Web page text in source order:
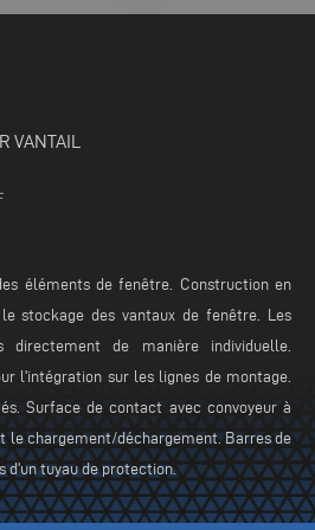
VANTAIL
éléments de fenêtre. Construction en
stockage des vantaux de fenêtre. Les
directement de manière individuelle.
l'intégration sur les lignes de montage.
Surface de contact avec convoyeur à
le chargement/déchargement. Barres de
d'un tuyau de protection.